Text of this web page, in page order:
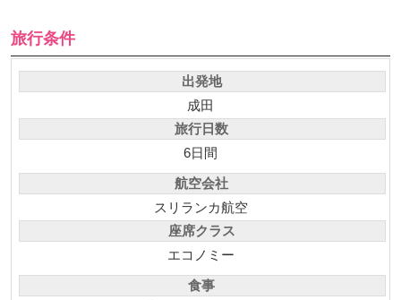
旅行条件
出発地
成田
旅行日数
6日間
航空会社
スリランカ航空
座席クラス
エコノミー
食事